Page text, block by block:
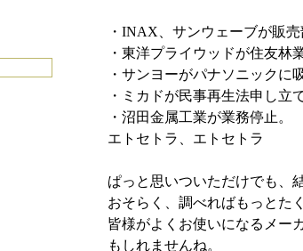
・INAX、サンウェーブが販
・東洋プライウッドが住友林
・サンヨーがパナソニックに
・ミカドが民事再生法申し立て
・沼田金属工業が業務停止。
エトセトラ、エトセトラ
ぱっと思いついただけでも、
おそらく、調べればもっとた
皆様がよくお使いになるメー
もしれませんね。